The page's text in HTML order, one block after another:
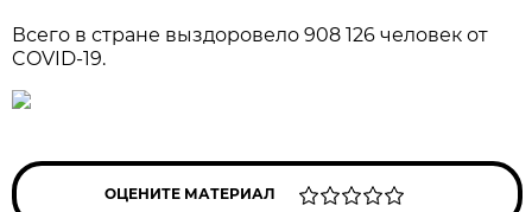
Всего в стране выздоровело 908 126 человек от
COVID-19.
ОЦЕНИТЕ МАТЕРИАЛ